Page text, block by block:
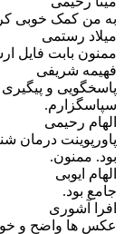
به من کمک خوبی
میلاد رستمی
ممنون بابت فایل
فهیمه شریفی
پاسخگویی و
سپاسگزارم.
الهام رحیمی
پاورپوینت درمان
بود. ممنون.
الهام ایوبی
جامع بود.
افرا آشوری
عکس ها واضح و